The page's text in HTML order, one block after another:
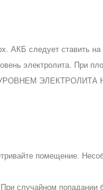
АКБ следует ставить
электролита. При
УРОВНЕМ
помещение.
случайном попадании